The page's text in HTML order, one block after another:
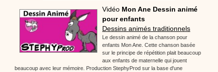
Vidéo Mon Ane Dessin animé
pour enfants
Dessins animés traditionnels
Le dessin animé de la chanson pour
enfants Mon Ane. Cette chanson basée
sur le principe de répétition plait beaucoup
aux enfants de maternelle qui jouent
beaucoup avec leur mémoire. Production StephyProd sur la base d'une